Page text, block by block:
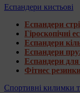
Еспандери кистьові
Еспандери
Гіроскопічні
Еспандери
Еспандери
Еспандери для
Фітнес
Спортивні килимки